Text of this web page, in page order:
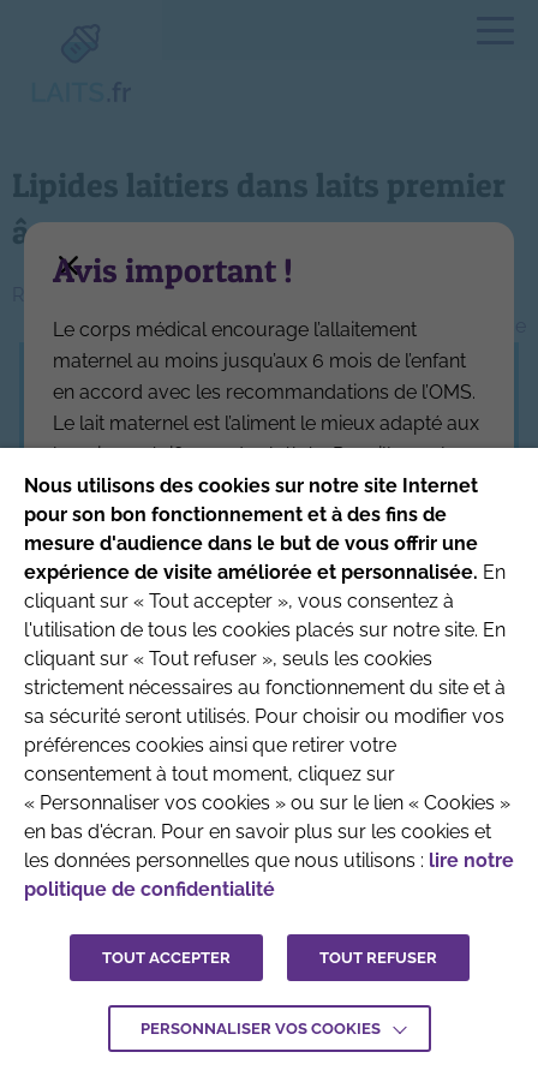
Lipides laitiers dans laits premier
âge
Navigation
l’article
Rapport caséine / protéines solubles
Composition en lactose des laits de croissance
Ce site respecte les principes de la charte
HONcode.
Site produit par l’Association
Française de Pédiatrie Ambulatoire
Recherche & Développement
QUI SOMMES-NOUS MENTIONS LÉGALES
CONTACTEZ-NOUS
CRÉDITS :LA JUNGLE
Avis important !
Le corps médical encourage l’allaitement
maternel au moins jusqu’aux 6 mois de l’enfant
en accord avec les recommandations de l’OMS.
Le lait maternel est l’aliment le mieux adapté aux
besoins spécifiques des bébés. Par ailleurs, la
réglementation interdit aux industriels de
l’alimentation infantile de communiquer sur leurs
produits destinés aux nourrissons jusqu’à l’âge
de 6 mois.
Parlez avec votre pédiatre ou le professionnel
de santé qui prend en charge votre enfant
avant toute prise de décision.
J'ai compris
Nous utilisons des cookies sur notre site Internet
pour son bon fonctionnement et à des fins de
mesure d'audience dans le but de vous offrir une
expérience de visite améliorée et personnalisée. En
cliquant sur « Tout accepter », vous consentez à
l'utilisation de tous les cookies placés sur notre site. En
cliquant sur « Tout refuser », seuls les cookies
strictement nécessaires au fonctionnement du site et à
sa sécurité seront utilisés. Pour choisir ou modifier vos
préférences cookies ainsi que retirer votre
consentement à tout moment, cliquez sur
« Personnaliser vos cookies » ou sur le lien « Cookies »
en bas d'écran. Pour en savoir plus sur les cookies et
les données personnelles que nous utilisons : lire notre
politique de confidentialité
TOUT ACCEPTER TOUT REFUSER
PERSONNALISER VOS COOKIES